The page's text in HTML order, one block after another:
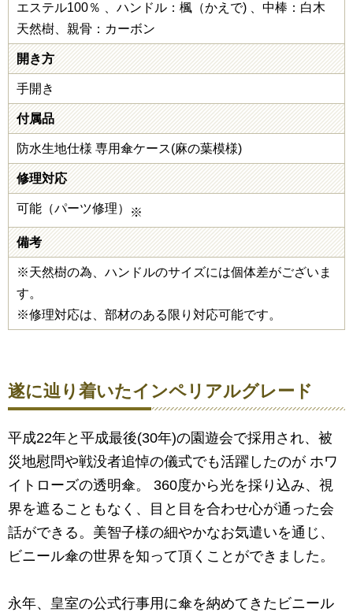
エステル100％ 、ハンドル：楓（かえで) 、中棒：白木
天然樹、親骨：カーボン
開き方
手開き
付属品
防水生地仕様 専用傘ケース(麻の葉模様)
修理対応
可能（パーツ修理） ※
備考
※天然樹の為、ハンドルのサイズには個体差がございま
す。
※修理対応は、部材のある限り対応可能です。
遂に辿り着いたインペリアルグレード
平成22年と平成最後(30年)の園遊会で採用され、被
災地慰問や戦没者追悼の儀式でも活躍したのが ホワ
イトローズの透明傘。 360度から光を採り込み、視
界を遮ることもなく、目と目を合わせ心が通った会
話ができる。美智子様の細やかなお気遣いを通じ、
ビニール傘の世界を知って頂くことができました。
永年、皇室の公式行事用に傘を納めてきたビニール